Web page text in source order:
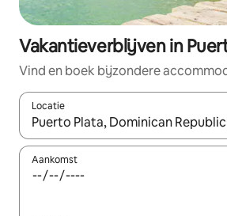
Vakantieverblijven in
Vind en boek bijzondere
Locatie
Wanneer er resultaten beschikbaar
Aankomst